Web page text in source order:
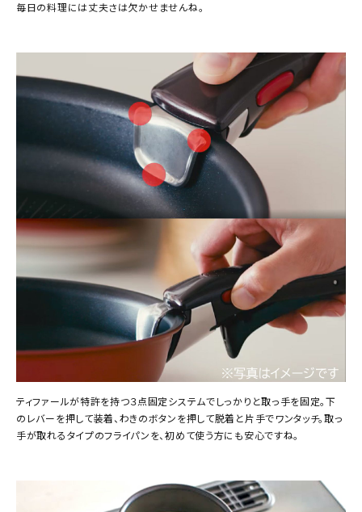
毎日の料理には丈夫さは欠かせませんね。
ティファールが特許を持つ３点固定システムでしっかりと取っ手を固定。下
のレバーを押して装着、わきのボタンを押して脱着と片手でワンタッチ。取っ
手が取れるタイプのフライパンを、初めて使う方にも安心ですね。